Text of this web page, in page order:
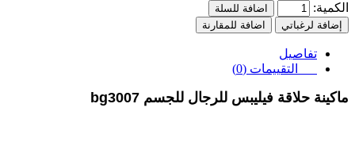
الكمية:
اضافة للسلة
إضافة لرغباتي
اضافة للمقارنة
تفاصيل
التقييمات (0)
ماكينة حلاقة فيليبس للرجال للجسم bg3007